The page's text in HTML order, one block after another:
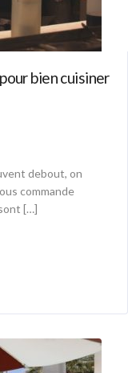
bien cuisiner
debout, on
commande
[…]